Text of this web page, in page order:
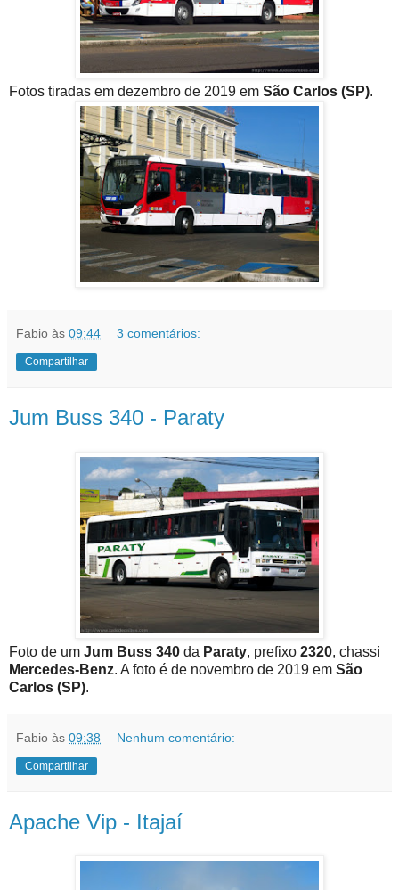
Fotos tiradas em dezembro de 2019 em São Carlos (SP).
Fabio às 09:44 3 comentários:
Compartilhar
Jum Buss 340 - Paraty
Foto de um Jum Buss 340 da Paraty, prefixo 2320, chassi
Mercedes-Benz. A foto é de novembro de 2019 em São
Carlos (SP).
Fabio às 09:38 Nenhum comentário:
Compartilhar
Apache Vip - Itajaí